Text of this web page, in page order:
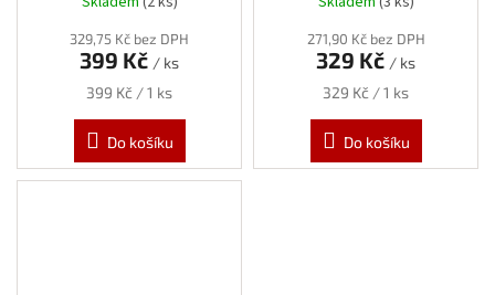
329,75 Kč bez DPH
399 Kč / ks
Měrná
399 Kč / 1 ks
Do košíku
271,90 Kč bez DPH
329 Kč / ks
Měrná
329 Kč / 1 ks
Do košíku